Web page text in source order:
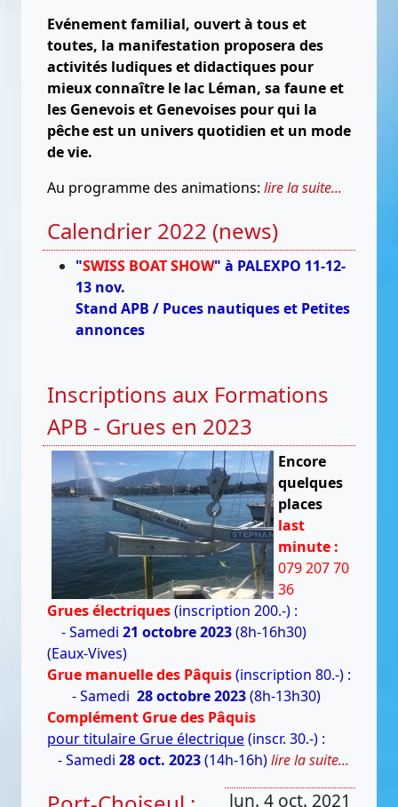
Evénement familial, ouvert à tous et
toutes, la manifestation proposera des
activités ludiques et didactiques pour
mieux connaître le lac Léman, sa faune et
les Genevois et Genevoises pour qui la
pêche est un univers quotidien et un mode
de vie.
Au programme des animations: lire la suite...
Calendrier 2022 (news)
"SWISS BOAT SHOW" à PALEXPO 11-12-
13 nov.
Stand APB / Puces nautiques et Petites
annonces
Inscriptions aux Formations
APB - Grues en 2023
Encore
quelques
places
last
minute :
079 207 70
36
Grues électriques(inscription 200.-) :
- Samedi 21 octobre 2023(8h-16h30)
(Eaux-Vives)
Grue manuelle des Pâquis(inscription 80.-) :
- Samedi 28 octobre 2023(8h-13h30)
Complément Grue des Pâquis
pour titulaire Grue électrique(inscr. 30.-) :
- Samedi 28 oct. 2023(14h-16h)lire la suite...
lun. 4 oct. 2021